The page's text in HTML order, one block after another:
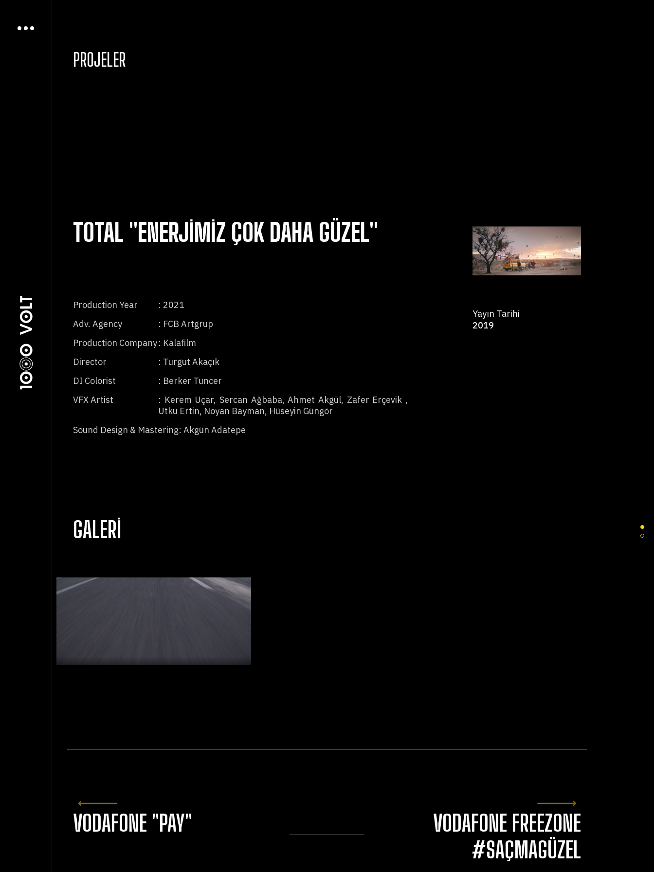
PROJELER
TOTAL "ENERJIMIZ ÇOK DAHA GÜZEL"
Production Year
: 2021
Adv. Agency
: FCB Artgrup
Production Company: Kalafilm
Director
: Turgut Akaçık
DI Colorist
: Berker Tuncer
VFX Artist
: Kerem Uçar, Sercan Ağbaba, Ahmet Akgül, Zafer Erçevik ,
Utku Ertin, Noyan Bayman, Hüseyin Güngör
Sound Design & Mastering: Akgün Adatepe
Yayın Tarihi
2019
GALERI
VODAFONE "PAY"
VODAFONE FREEZONE
#SAÇMAGÜZEL